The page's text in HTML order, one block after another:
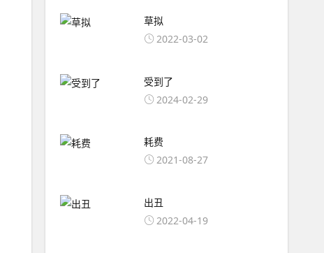
草拟
2022-03-02
受到了
2024-02-29
耗费
2021-08-27
出丑
2022-04-19